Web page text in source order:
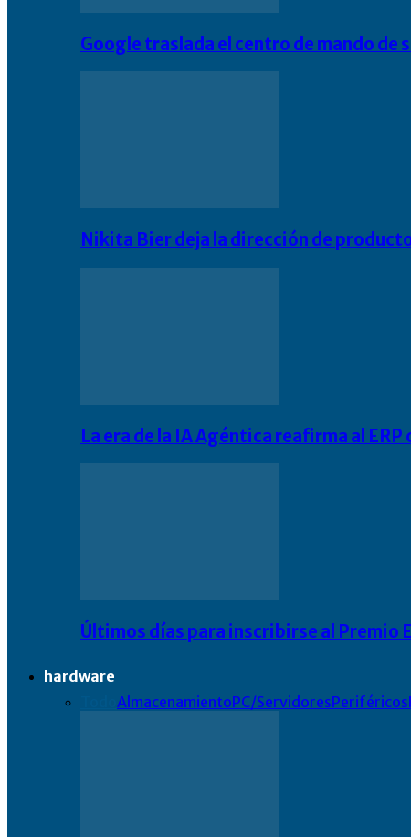
Google traslada el centro de mando de
Nikita Bier deja la dirección de
La era de la IA Agéntica reafirma al
Últimos días para inscribirse al Premio
hardware
AlmacenamientoPC/ServidoresPeriféricos